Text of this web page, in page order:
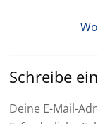
Schreibe
Deine E-Mail-